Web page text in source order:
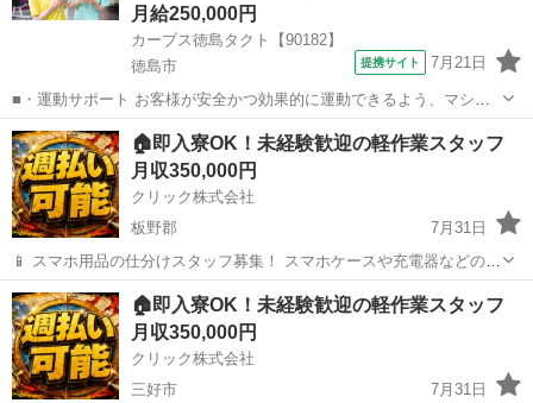
月給250,000円
カーブス徳島タクト【90182】
徳島市
提携サイト 7月21日
■・運動サポート お客様が安全かつ効果的に運動できるよう、マシン
の使い方をアドバイスします。運動が初めての方や苦手な方がほとん
どなので、難しい指導はありません。「今日はこの動きを意識しまし
ょう！」といったお声がけをしながら、...
徳島 徳島市 その他
🏠即入寮OK！未経験歓迎の軽作業スタッフ
月収350,000円
クリック株式会社
板野郡
7月31日
📱 スマホ用品の仕分けスタッフ募集！ スマホケースや充電器などの仕
分け・検品を行うシンプルなお仕事です♪
━━━━━━━━━━━━━━━━ 📲 ご応募はこちら（24時間受付
中） https://lin.ee/...
徳島 板野郡 工場
🏠即入寮OK！未経験歓迎の軽作業スタッフ
月収350,000円
クリック株式会社
三好市
7月31日